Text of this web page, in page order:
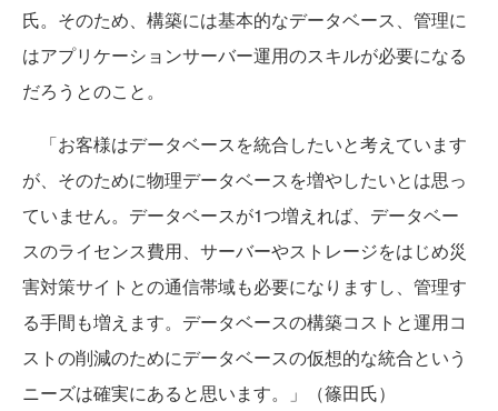
氏。そのため、構築には基本的なデータベース、管理に
はアプリケーションサーバー運用のスキルが必要になる
だろうとのこと。
「お客様はデータベースを統合したいと考えています
が、そのために物理データベースを増やしたいとは思っ
ていません。データベースが1つ増えれば、データベー
スのライセンス費用、サーバーやストレージをはじめ災
害対策サイトとの通信帯域も必要になりますし、管理す
る手間も増えます。データベースの構築コストと運用コ
ストの削減のためにデータベースの仮想的な統合という
ニーズは確実にあると思います。」（篠田氏）